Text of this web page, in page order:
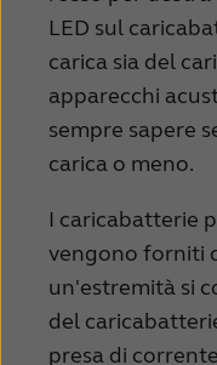
LED sul
carica sia del
apparecchi
sempre sapere
carica o meno.
I caricabatterie
vengono forniti
un'estremità si
del
presa di